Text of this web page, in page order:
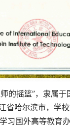
摇篮”，隶属于
省哈尔滨市，学校
习国外高等教育